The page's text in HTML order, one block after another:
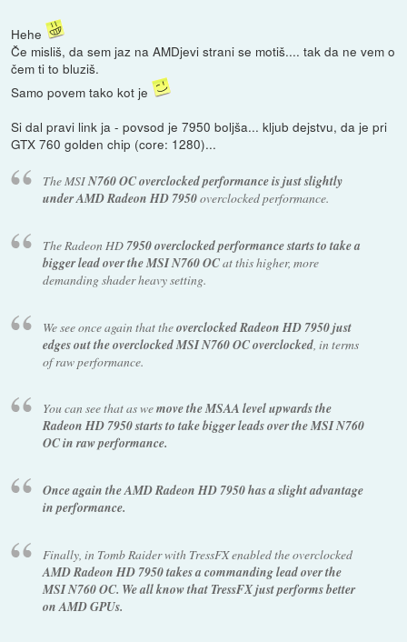
Hehe
Če misliš, da sem jaz na AMDjevi strani se motiš.... tak da ne vem o
čem ti to bluziš.
Samo povem tako kot je
Si dal pravi link ja - povsod je 7950 boljša... kljub dejstvu, da je pri
GTX 760 golden chip (core: 1280)...
The MSIN760 OC overclocked performance is just slightly
under AMD Radeon HD 7950overclocked performance.
The Radeon HD 7950 overclocked performance starts to take a
bigger lead over the MSI N760 OCat this higher, more
demanding shader heavy setting.
We see once again that theoverclocked Radeon HD 7950 just
edges out the overclocked MSI N760 OC overclocked, in terms
of raw performance.
You can see that as wemove the MSAA level upwards the
Radeon HD 7950 starts to take bigger leads over the MSI N760
OC in raw performance.
Once again the AMD Radeon HD 7950 has a slight advantage
in performance.
Finally, in Tomb Raider with TressFX enabled the overclocked
AMD Radeon HD 7950 takes a commanding lead over the
MSI N760 OC. We all know that TressFX just performs better
on AMD GPUs.